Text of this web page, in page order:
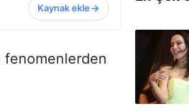
Kaynak ekle
fenomenlerden